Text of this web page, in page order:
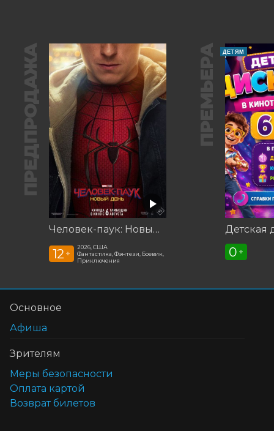
ПРЕДПРОДАЖА
Человек-паук: Новый день
12 +
2026, США
Фантастика, Фэнтези, Боевик,
Приключения
ПРЕМЬЕРА ДЕТЯМ
Детская
0 +
Основное
Афиша
Зрителям
Меры безопасности
Оплата картой
Возврат билетов